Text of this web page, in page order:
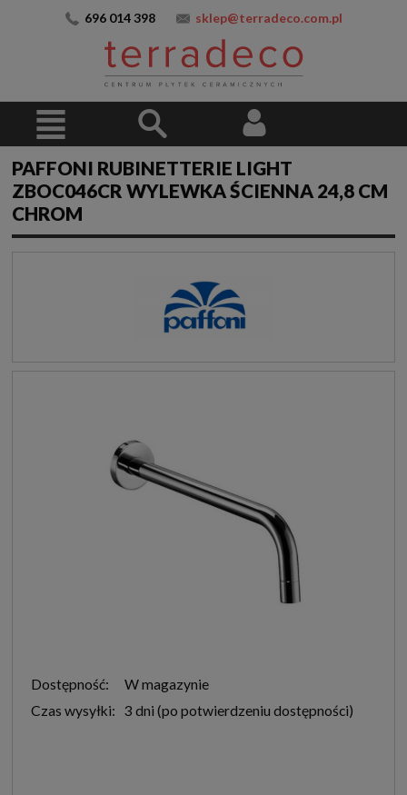
696 014 398 sklep@terradeco.com.pl
PAFFONI RUBINETTERIE LIGHT
ZBOC046CR WYLEWKA ŚCIENNA 24,8 CM
CHROM
Dostępność:
W magazynie
Czas wysyłki: 3 dni